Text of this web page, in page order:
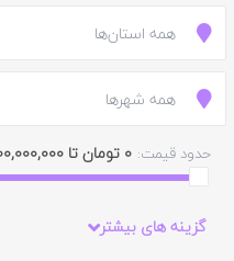
همه استان‌ها
همه شهرها
حدود قیمت: 0 تومان تا 100,000,000 تومان
گزینه های بیشتر